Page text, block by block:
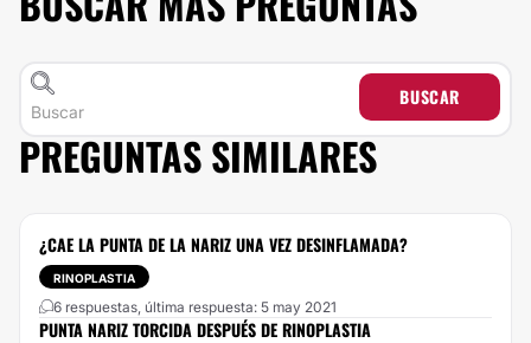
BUSCAR
PREGUNTAS SIMILARES
¿CAE LA PUNTA DE LA NARIZ UNA VEZ DESINFLAMADA?
RINOPLASTIA
6 respuestas, última respuesta: 5 may 2021
PUNTA NARIZ TORCIDA DESPUÉS DE RINOPLASTIA